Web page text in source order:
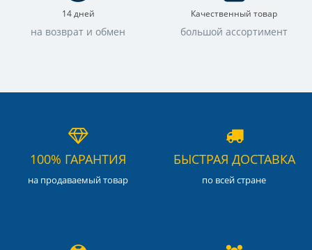
14 дней
на возврат и обмен
Качественный товар
большой ассортимент
100% ГАРАНТИЯ
на продаваемый товар
БЫСТРАЯ ДОСТАВКА
по всей стране